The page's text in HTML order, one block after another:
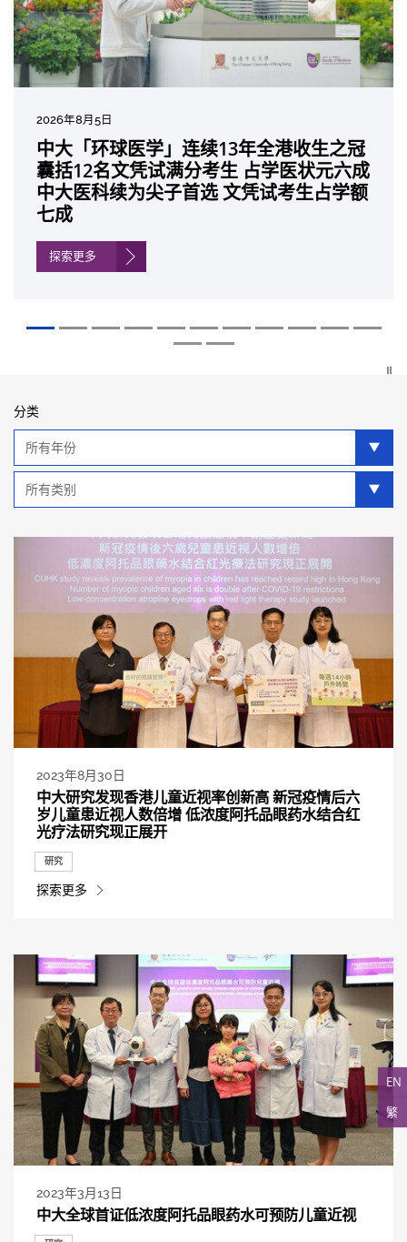
EN
繁
2026年8月5日
中大「环球医学」连续13年全港收生之冠
囊括12名文凭试满分考生 占学医状元六成
中大医科续为尖子首选 文凭试考生占学额
七成
探索更多
2026年7月10日
中大研发「AI-OCT」系统助测糖尿黄斑水
肿 假阳性转介个案锐减六成 缩短患者轮
候诊症时间
2026年7月10日
中大黄秀娟教授获颁中国工程界最高荣誉
「光华工程科技奖」 成为今届医药衞生领
域唯一香港学者
2026年7月7日
中大新设「香港中文大学凤凰奖学金」嘉
许公开试状元 鼓励学医状元走出课堂放眼
世界 装备21世纪妙手仁医
2026年6月29日
中大全新一站式PGT-Plus方案 精准辨识
传统检测中复杂基因异常「盲点」 降低人
工受孕流产及异常妊娠风险
2026年6月22日
中大发现青光眼治疗新靶点 小鼠实验证实
可恢复七成视力 有助开创崭新神经保护疗
法
2026年6月17日
中大成功拆解肝癌免疫治疗耐药性机制 揭
一种免疫细胞具「除废喂食」新功能助癌
细胞耐药性
2026年6月10日
中大与多名全球专家共同牵头跨国肺癌研
究 逾半晚期ALK阳性肺癌病人七年无恶化
因特定基因异常而引起的肺癌有望变成
「慢性病」 患者可与病共存
探索更多
2026年6月5日
中大教授陈重娥获颁「清野裕杰出领袖
奖」 成为本港首名学者荣膺亚洲糖尿病教
研最高荣誉
2026年6月2日
中大汇聚逾200位区域专家 探讨私人医疗
保险如何推动全民健康覆盖
探索更多
2026年5月19日
中大张源津医生成首位亚洲研究员 荣获国
际泌尿科权威奖项John K. Lattimer 讲座
奖
2026年5月14日
中大取得「从实验室到临床应用」研究突
破 初步证实GLP-1药物可改善严重中风康
复情况
分类
类
类
2023年8月30日
中大研究发现香港儿童近视率创新高 新冠疫情后六
岁儿童患近视人数倍增 低浓度阿托品眼药水结合红
光疗法研究现正展开
研究
探索更多
2023年3月13日
中大全球首证低浓度阿托品眼药水可预防儿童近视